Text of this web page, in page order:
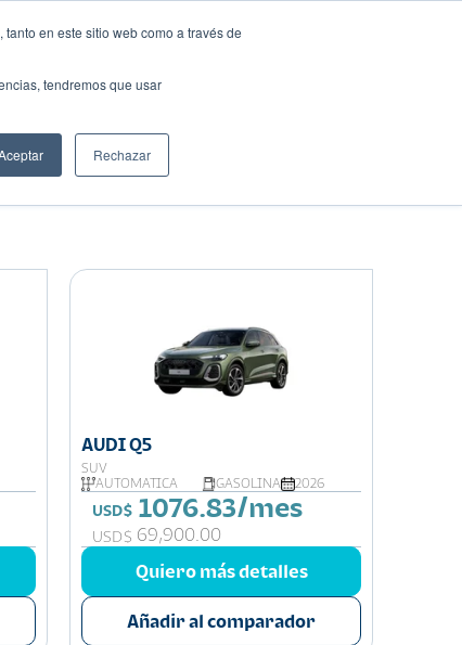
en este sitio web como a través de
tendremos que usar
Rechazar
Compartir:
AUDI Q5
SUV
AUTOMATICA
GASOLINA 2026
USD$ 1076.83/mes
USD$ 69,900.00
Quiero más detalles
Añadir al comparador